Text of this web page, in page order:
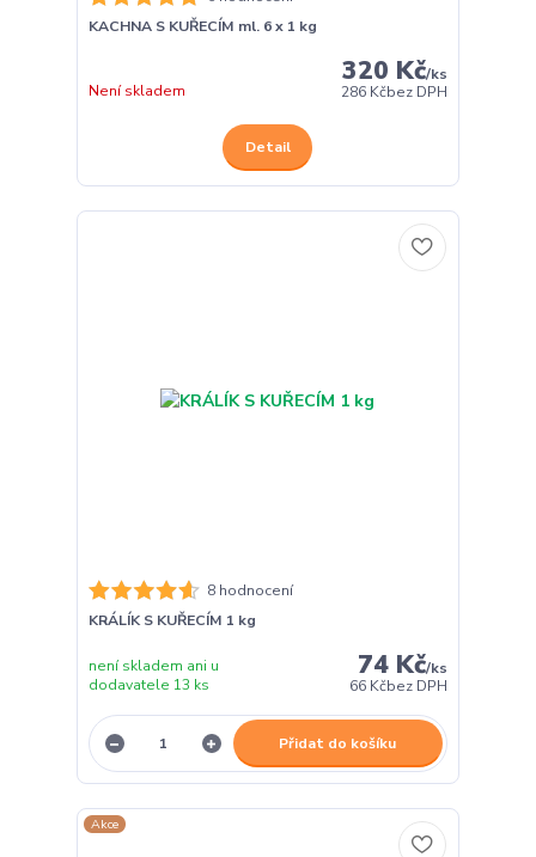
KACHNA S KUŘECÍM ml. 6 x 1 kg
320 Kč/ks
286 Kčbez DPH
Není skladem
Detail
8 hodnocení
KRÁLÍK S KUŘECÍM 1 kg
74 Kč/ks
66 Kčbez DPH
není skladem ani u
dodavatele 13 ks
Přidat do košíku
Akce